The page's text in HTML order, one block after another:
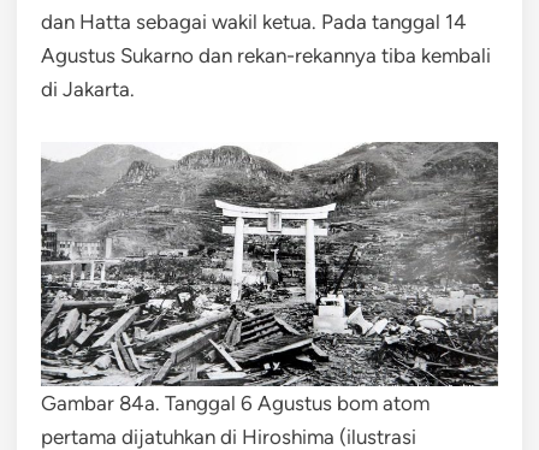
dan Hatta sebagai wakil ketua. Pada tanggal 14
Agustus Sukarno dan rekan-rekannya tiba kembali
di Jakarta.
Gambar 84a. Tanggal 6 Agustus bom atom
pertama dijatuhkan di Hiroshima (ilustrasi